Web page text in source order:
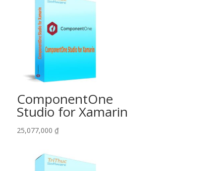
ComponentOne
Studio for Xamarin
25,077,000 ₫